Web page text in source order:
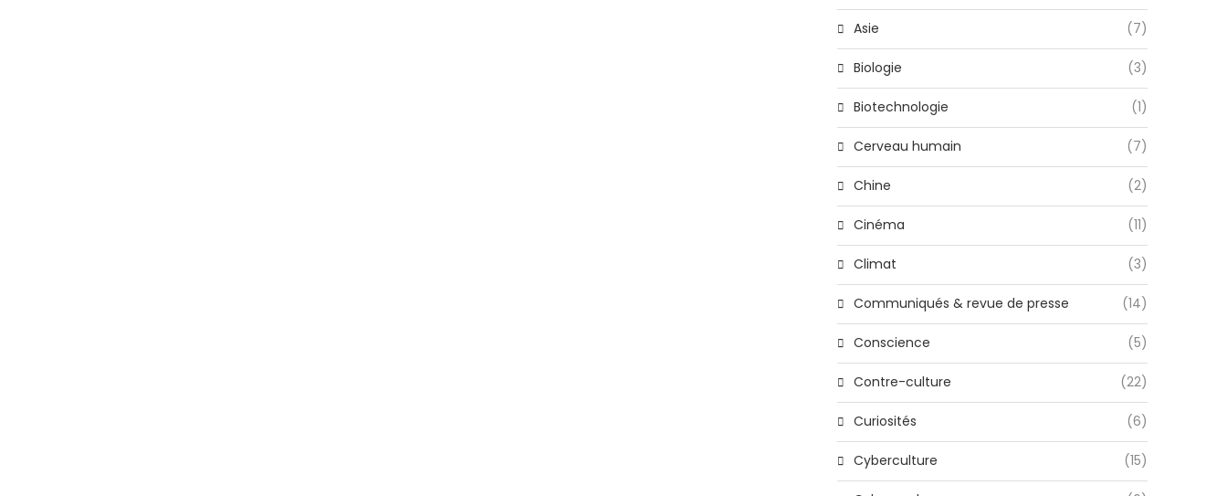
Asie (7)
Biologie (3)
Biotechnologie (1)
Cerveau humain (7)
Chine (2)
Cinéma (11)
Climat (3)
Communiqués & revue de presse (14)
Conscience (5)
Contre-culture (22)
Curiosités (6)
Cyberculture (15)